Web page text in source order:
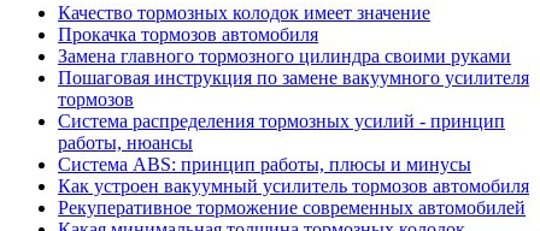
Качество тормозных колодок имеет значение
Прокачка тормозов автомобиля
Замена главного тормозного цилиндра своими руками
Пошаговая инструкция по замене вакуумного усилителя
тормозов
Система распределения тормозных усилий - принцип
работы, нюансы
Cистема ABS: принцип работы, плюсы и минусы
Как устроен вакуумный усилитель тормозов автомобиля
Рекуперативное торможение современных автомобилей